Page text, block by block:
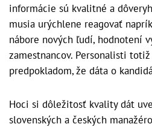
informácie sú kvalitné a
musia urýchlene reagovať
nábore nových ľudí, hodnotení
zamestnancov. Personalisti
predpokladom, že dáta o
Hoci si dôležitosť kvality dát
slovenských a českých